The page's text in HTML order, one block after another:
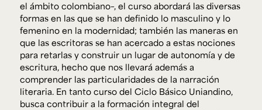
el ámbito colombiano–, el curso abordará las diversas
formas en las que se han definido lo masculino y lo
femenino en la modernidad; también las maneras en
que las escritoras se han acercado a estas nociones
para retarlas y construir un lugar de autonomía y de
escritura, hecho que nos llevará además a
comprender las particularidades de la narración
literaria. En tanto curso del Ciclo Básico Uniandino,
busca contribuir a la formación integral del